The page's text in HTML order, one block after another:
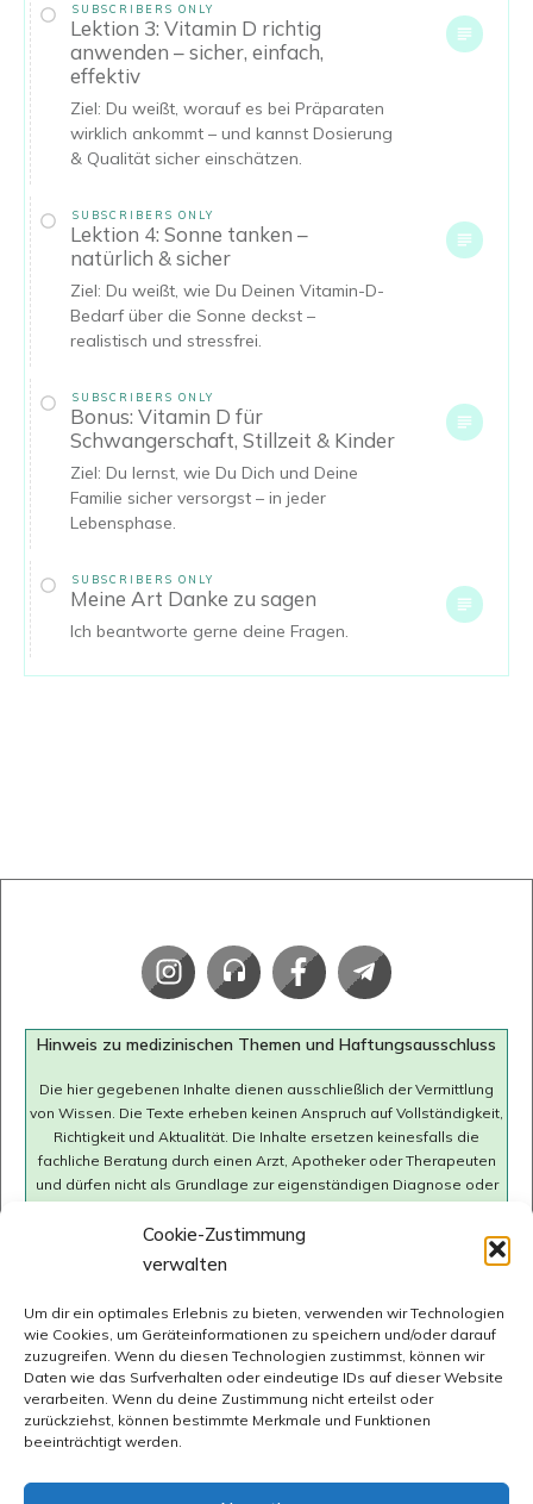
Cookie-Zustimmung
verwalten
Um dir ein optimales Erlebnis zu bieten, verwenden wir Technologien
wie Cookies, um Geräteinformationen zu speichern und/oder darauf
zuzugreifen. Wenn du diesen Technologien zustimmst, können wir
Daten wie das Surfverhalten oder eindeutige IDs auf dieser Website
verarbeiten. Wenn du deine Zustimmung nicht erteilst oder
zurückziehst, können bestimmte Merkmale und Funktionen
beeinträchtigt werden.
SUBSCRIBERS ONLY
Lektion 3: Vitamin D richtig
anwenden – sicher, einfach,
effektiv
Ziel: Du weißt, worauf es bei Präparaten
wirklich ankommt – und kannst Dosierung
& Qualität sicher einschätzen.
SUBSCRIBERS ONLY
Lektion 4: Sonne tanken –
natürlich & sicher
Ziel: Du weißt, wie Du Deinen Vitamin-D-
Bedarf über die Sonne deckst –
realistisch und stressfrei.
SUBSCRIBERS ONLY
Bonus: Vitamin D für
Schwangerschaft, Stillzeit & Kinder
Ziel: Du lernst, wie Du Dich und Deine
Familie sicher versorgst – in jeder
Lebensphase.
SUBSCRIBERS ONLY
Meine Art Danke zu sagen
Ich beantworte gerne deine Fragen.
Hinweis zu medizinischen Themen und Haftungsausschluss
Die hier gegebenen Inhalte dienen ausschließlich der Vermittlung
von Wissen. Die Texte erheben keinen Anspruch auf Vollständigkeit,
Richtigkeit und Aktualität. Die Inhalte ersetzen keinesfalls die
fachliche Beratung durch einen Arzt, Apotheker oder Therapeuten
und dürfen nicht als Grundlage zur eigenständigen Diagnose oder
gesundheitlichen Fragen oder Beschwerden soll immer ein Arzt
konsultiert werden. Wir übernehmen keine Haftung für mögliche
Impressum
Cookie-Richtlinie (EU)